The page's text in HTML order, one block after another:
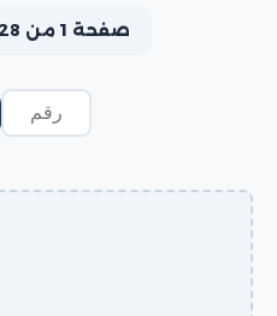
صفحة 1 من 28